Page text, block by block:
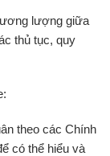
lượng giữa
thủ tục, quy
theo các Chính
có thể hiểu và